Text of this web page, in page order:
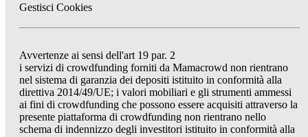
Gestisci Cookies
Avvertenze ai sensi dell'art 19 par. 2
i servizi di crowdfunding forniti da Mamacrowd non rientrano
nel sistema di garanzia dei depositi istituito in conformità alla
direttiva 2014/49/UE; i valori mobiliari e gli strumenti ammessi
ai fini di crowdfunding che possono essere acquisiti attraverso la
presente piattaforma di crowdfunding non rientrano nello
schema di indennizzo degli investitori istituito in conformità alla